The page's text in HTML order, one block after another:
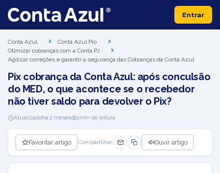
Entrar
Conta Azul
Conta Azul Pro
Otimizar cobranças com a Conta PJ
Agilizar correções e garantir a segurança das Cobranças da Conta Azul
Pix cobrança da Conta Azul: após conculsão
do MED, o que acontece se o recebedor
não tiver saldo para devolver o Pix?
Atualizadohá 2 meses 1min de leitura
Favoritar artigo Compartilhar: Ouvir artigo